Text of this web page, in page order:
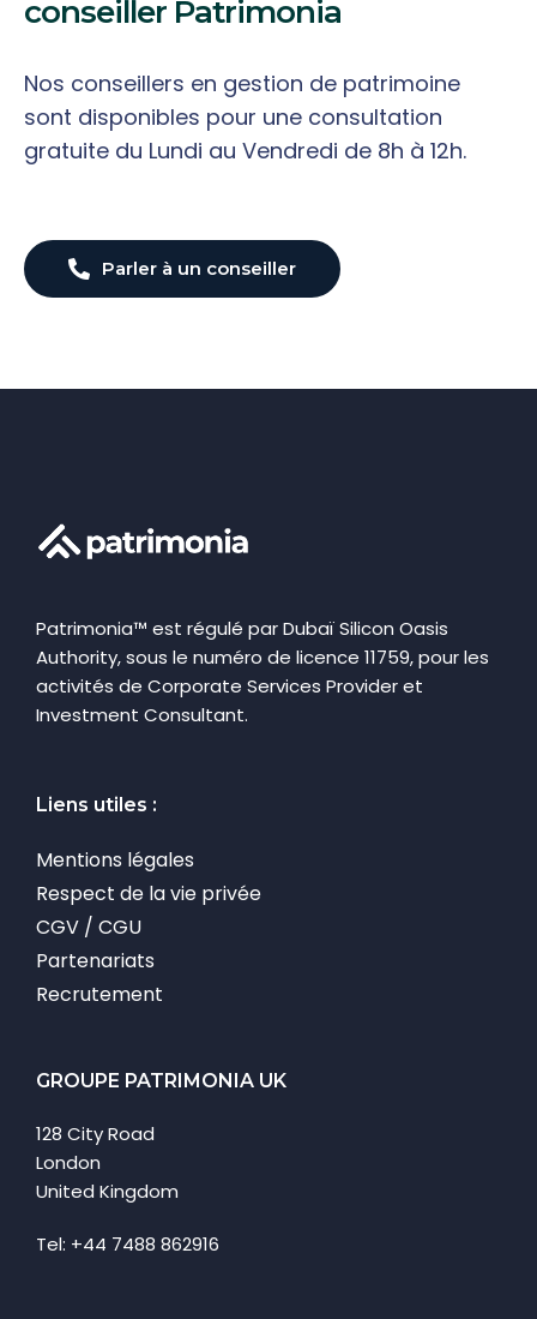
conseiller Patrimonia
Nos conseillers en gestion de patrimoine
sont disponibles pour une consultation
gratuite du Lundi au Vendredi de 8h à 12h.
Parler à un conseiller
Patrimonia™ est régulé par Dubaï Silicon Oasis
Authority, sous le numéro de licence 11759, pour les
activités de Corporate Services Provider et
Investment Consultant.
Liens utiles :
Mentions légales
Respect de la vie privée
CGV / CGU
Partenariats
Recrutement
GROUPE PATRIMONIA UK
128 City Road
London
United Kingdom
Tel: +44 7488 862916